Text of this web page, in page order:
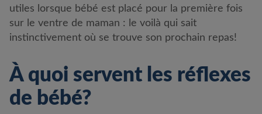
utiles lorsque bébé est placé pour la première fois
sur le ventre de maman : le voilà qui sait
instinctivement où se trouve son prochain repas!
À quoi servent les réflexes
de bébé?